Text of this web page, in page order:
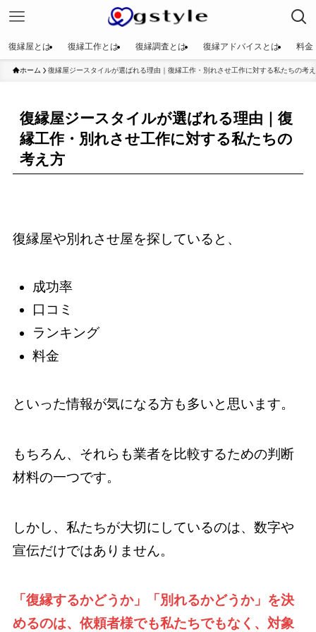
復縁屋とは 復縁工作とは 復縁調査とは 復縁アドバイスとは 料金
ホーム 復縁屋ジースタイルが選ばれる理由｜復縁工作・別れさせ工作に対する私たちの考
復縁屋ジースタイルが選ばれる理由｜復
縁工作・別れさせ工作に対する私たちの
考え方
復縁屋や別れさせ屋を探していると、
成功率
口コミ
ランキング
料金
といった情報が気になる方も多いと思います。
もちろん、それらも業者を比較するための判断
材料の一つです。
しかし、私たちが大切にしているのは、数字や
宣伝だけではありません。
「復縁するかどうか」「別れるかどうか」を決
めるのは、依頼者様でも私たちでもなく、対象